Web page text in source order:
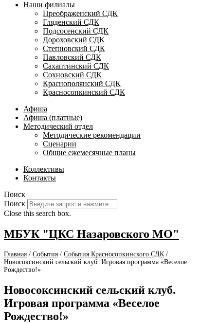
Наши филиалы
Преображенский СДК
Гляденский СДК
Подсосенский СДК
Дороховский СДК
Степновский СДК
Павловский СДК
Сахаптинский СДК
Сохновский СДК
Краснополянский СДК
Красносопкинский СДК
Афиша
Афиша (платные)
Методический отдел
Методические рекомендации
Сценарии
Общие ежемесячные планы
Коллективы
Контакты
Поиск
Поиск
Close this search box.
МБУК "ЦКС Назаровского МО"
Главная / События / События Красносопкинского СДК /
Новосоксинский сельский клуб. Игровая программа «Веселое
Рождество!»
Новосоксинский сельский клуб.
Игровая программа «Веселое
Рождество!»